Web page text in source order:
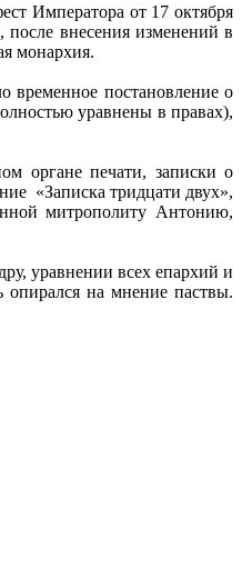
Императора от 17 октября
внесения изменений в
монархия.
временное постановление о
уравнены в правах),
органе печати, записки о
«Записка тридцати двух»,
митрополиту Антонию,
уравнении всех епархий и
опирался на мнение паствы.